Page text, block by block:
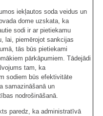
iekļautos soda veidus un
dome uzskata, ka
sodi ir ar pietiekamu
lai, piemērojot sankcijas
tās būs pietiekami
pārkāpumiem. Tādejādi
tam, ka
sodiem būs efektivitāte
samazināšanā un
nodrošināšanā.
paredz, ka administratīvā